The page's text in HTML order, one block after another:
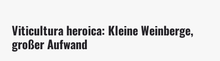
Viticultura heroica: Kleine Weinberge,
großer Aufwand